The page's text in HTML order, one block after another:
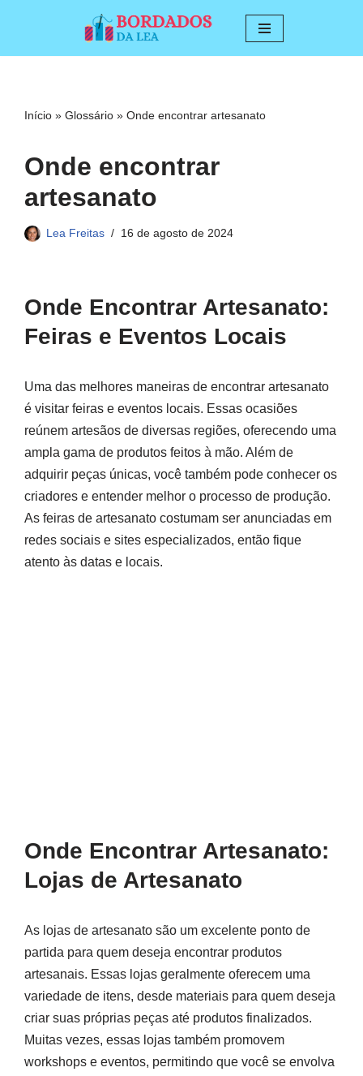
conteúdo
Início » Glossário » Onde encontrar artesanato
Onde encontrar
artesanato
Lea Freitas 16 de agosto de 2024
Onde Encontrar Artesanato:
Feiras e Eventos Locais
Uma das melhores maneiras de encontrar artesanato
é visitar feiras e eventos locais. Essas ocasiões
reúnem artesãos de diversas regiões, oferecendo uma
ampla gama de produtos feitos à mão. Além de
adquirir peças únicas, você também pode conhecer os
criadores e entender melhor o processo de produção.
As feiras de artesanato costumam ser anunciadas em
redes sociais e sites especializados, então fique
atento às datas e locais.
Onde Encontrar Artesanato:
Lojas de Artesanato
As lojas de artesanato são um excelente ponto de
partida para quem deseja encontrar produtos
artesanais. Essas lojas geralmente oferecem uma
variedade de itens, desde materiais para quem deseja
criar suas próprias peças até produtos finalizados.
Muitas vezes, essas lojas também promovem
workshops e eventos, permitindo que você se envolva